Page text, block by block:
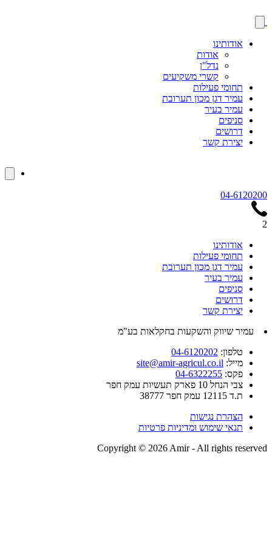
אודותינו
אודות
נדל"ן
קשרי משקיעים
תחומי פעילות
עמיר דגן מכון תערובת
עמיר בעיר
סניפים
דרושים
יצירת קשר
04-6120200
2
אודותינו
תחומי פעילות
עמיר דגן מכון תערובת
עמיר בעיר
סניפים
דרושים
יצירת קשר
עמיר שיווק והשקעות בחקלאות בע"מ
טלפון: 04-6120202
מייל: site@amir-agricul.co.il
פקס: 04-6322255
צבי הנחל 10 פארק תעשיות עמק חפר
ת.ד 12115 עמק חפר 38777
הצהרת נגישות
תנאי שימוש ומדיניות פרטיות
Copyright © 2026 Amir - All rights reserved